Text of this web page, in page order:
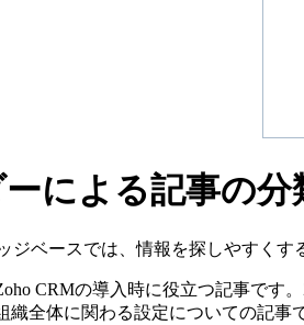
による記事の分
ジベースでは、情報を探しやすく
CRMの導入時に役立つ記事です
織全体に関わる設定についての記事